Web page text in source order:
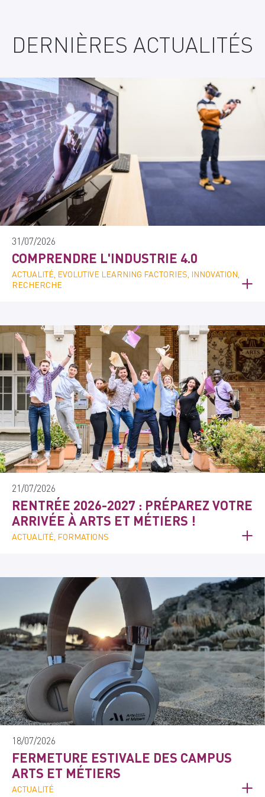
DERNIÈRES ACTUALITÉS
31/07/2026
COMPRENDRE L'INDUSTRIE 4.0
ACTUALITÉ, EVOLUTIVE LEARNING FACTORIES, INNOVATION,
RECHERCHE
21/07/2026
RENTRÉE 2026-2027 : PRÉPAREZ VOTRE
ARRIVÉE À ARTS ET MÉTIERS !
ACTUALITÉ, FORMATIONS
18/07/2026
FERMETURE ESTIVALE DES CAMPUS
ARTS ET MÉTIERS
ACTUALITÉ